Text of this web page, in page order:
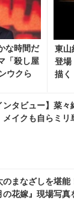
な時間だ
「殺し屋
ウクら
東山
登場
描く
ンタビュー】菜
メイクも自らミリ
のまなざしを堪
の花嫁』現場写真